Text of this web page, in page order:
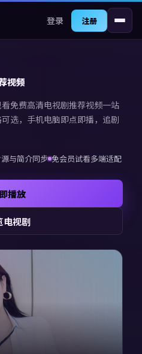
登录 注册
视频
免费高清电视剧推荐视频一站
选，手机电脑即点即播，追剧
与简介同步 免会员试看多端适配
播放
电视剧